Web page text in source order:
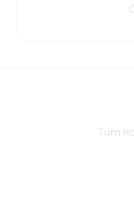
Tüm